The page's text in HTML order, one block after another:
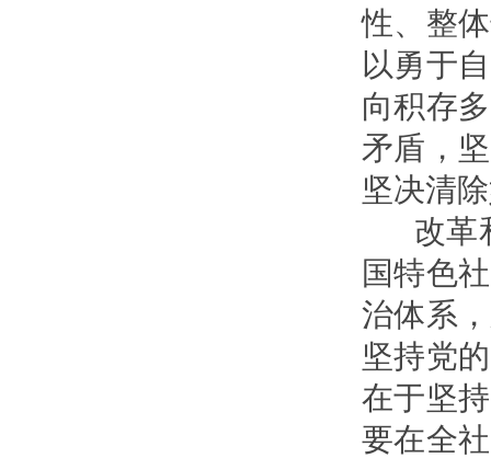
性、整
以勇于
向积存
矛盾，
坚决清
改革和
国特色
治体系
坚持党
在于坚
要在全